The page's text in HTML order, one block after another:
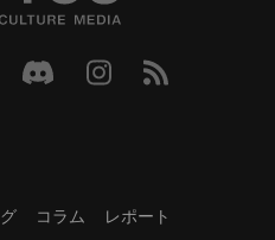
コラム
レポート